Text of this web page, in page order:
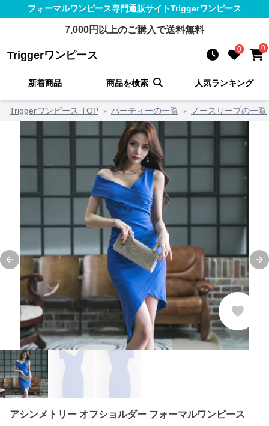
フォーマルワンピース専門通販サイトTriggerワンピース
7,000円以上のご購入で送料無料
Triggerワンピース 0 0
新着商品 商品を検索 人気ランキング
Triggerワンピース TOP › パーティーの一覧 › ノースリーブの一覧
Previous slide
アシンメトリー オフショルダー フォーマルワンピース